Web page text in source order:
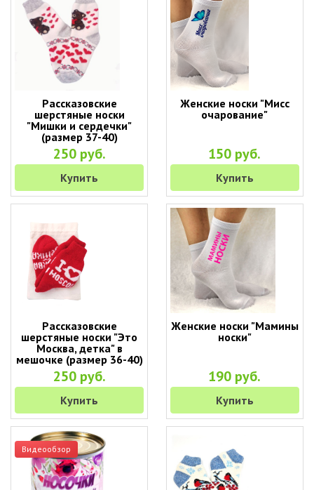
Рассказовские
шерстяные носки
"Мишки и сердечки"
(размер 37-40)
250 руб.
Купить
Женские носки "Мисс
очарование"
150 руб.
Купить
Рассказовские
шерстяные носки "Это
Москва, детка" в
мешочке (размер 36-40)
250 руб.
Купить
Женские носки "Мамины
носки"
190 руб.
Купить
Видеообзор